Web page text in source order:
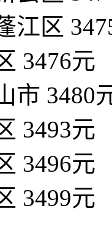
江区
3476元
市 3480
3493元
3496元
3499元